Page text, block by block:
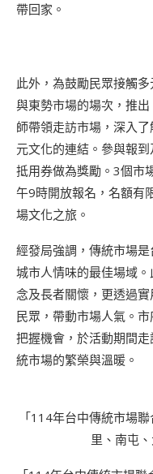
帶回家。
此外，為鼓勵民眾接觸
與東勢市場的場次，推
師帶領走訪市場，深入
元文化的連結。參與報
抵用券做為獎勵。3個市
午9時開放報名，名額有
場文化之旅。
經發局強調，傳統市場
城市人情味的最佳場域
念及長者關懷，更透過
民眾，帶動市場人氣。
把握機會，於活動期間
統市場的繁榮與溫暖。
「114年台中傳統市場
里、南屯